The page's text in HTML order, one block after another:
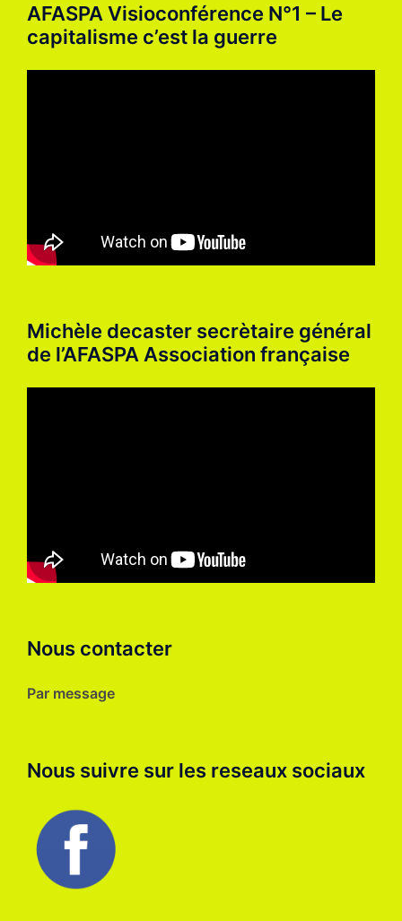
AFASPA Visioconférence N°1 – Le
capitalisme c’est la guerre
Michèle decaster secrètaire général
de l’AFASPA Association française
Nous contacter
Par message
Nous suivre sur les reseaux sociaux